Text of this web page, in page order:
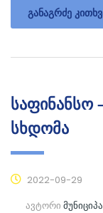
ᲒᲐᲜᲐᲒᲠᲫᲔ
საფინანსო
სხდომა
2022-09-29
ავტორი